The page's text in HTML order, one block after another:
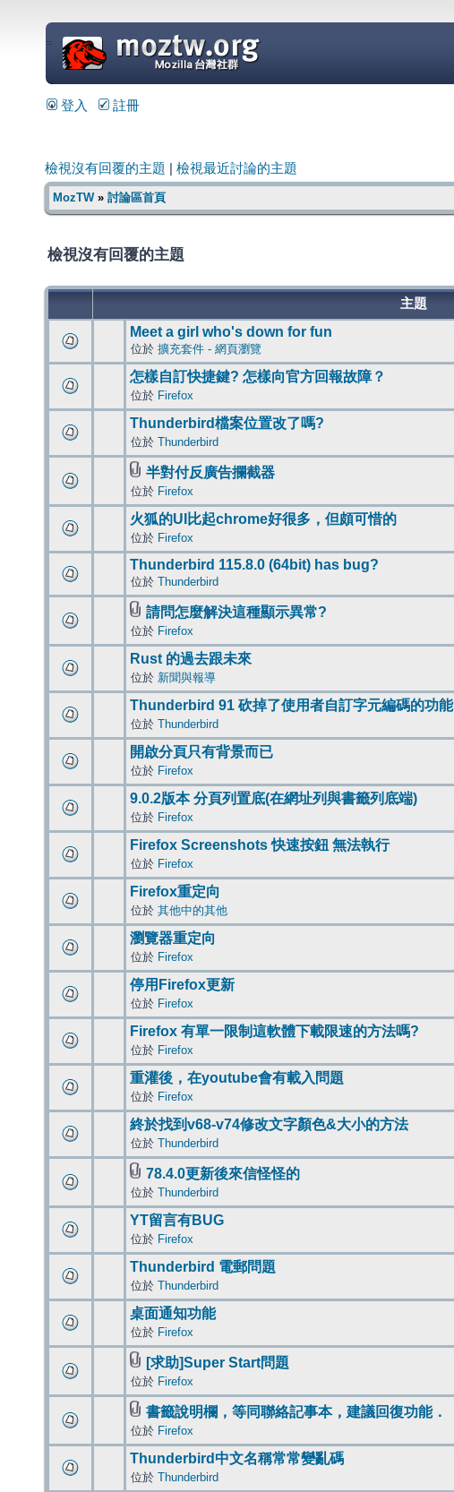
=
登入 註冊
檢視沒有回覆的主題 檢視最近討論的主題
MozTW» 討論區首頁
檢視沒有回覆的主題
主題
Meet a girl who's down for fun
位於 擴充套件 - 網頁瀏覽
怎樣自訂快捷鍵? 怎樣向官方回報故障？
位於 Firefox
Thunderbird檔案位置改了嗎?
位於 Thunderbird
半對付反廣告攔截器
位於 Firefox
火狐的UI比起chrome好很多，但頗可惜的
位於 Firefox
Thunderbird 115.8.0 (64bit) has bug?
位於 Thunderbird
請問怎麼解決這種顯示異常?
位於 Firefox
Rust 的過去跟未來
位於 新聞與報導
Thunderbird 91 砍掉了使用者自訂字元編碼的功能
位於 Thunderbird
開啟分頁只有背景而已
位於 Firefox
9.0.2版本 分頁列置底(在網址列與書籤列底端)
位於 Firefox
Firefox Screenshots 快速按鈕 無法執行
位於 Firefox
Firefox重定向
位於 其他中的其他
瀏覽器重定向
位於 Firefox
停用Firefox更新
位於 Firefox
Firefox 有單一限制這軟體下載限速的方法嗎?
位於 Firefox
重灌後，在youtube會有載入問題
位於 Firefox
終於找到v68-v74修改文字顏色&大小的方法
位於 Thunderbird
78.4.0更新後來信怪怪的
位於 Thunderbird
YT留言有BUG
位於 Firefox
Thunderbird 電郵問題
位於 Thunderbird
桌面通知功能
位於 Firefox
[求助]Super Start問題
位於 Firefox
書籤說明欄，等同聯絡記事本，建議回復功能．
位於 Firefox
Thunderbird中文名稱常常變亂碼
位於 Thunderbird